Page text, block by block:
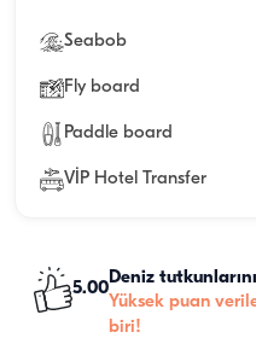
Seabob
Fly board
Paddle board
VİP Hotel Transfer
5.00
Deniz
Yüksek puan
biri!